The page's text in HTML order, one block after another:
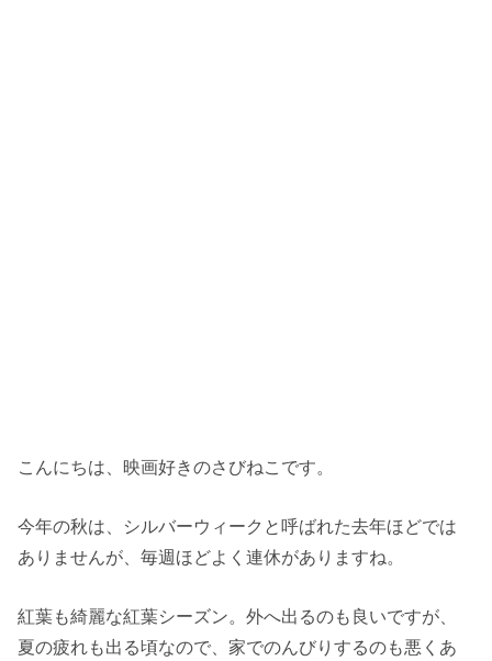
こんにちは、映画好きのさびねこです。
今年の秋は、シルバーウィークと呼ばれた去年ほどでは
ありませんが、毎週ほどよく連休がありますね。
紅葉も綺麗な紅葉シーズン。外へ出るのも良いですが、
夏の疲れも出る頃なので、家でのんびりするのも悪くあ